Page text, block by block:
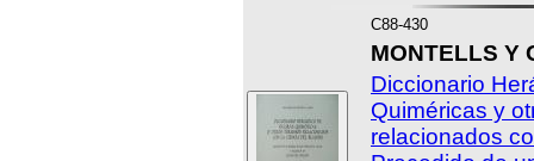
C88-430
MONTELLS Y
Diccionario
Quiméricas y
relacionados